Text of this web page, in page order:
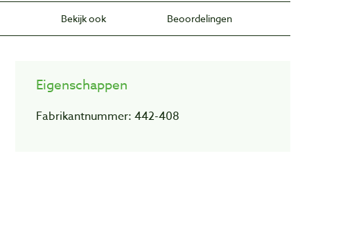
Bekijk ook Beoordelingen
Eigenschappen
Fabrikantnummer: 442-408